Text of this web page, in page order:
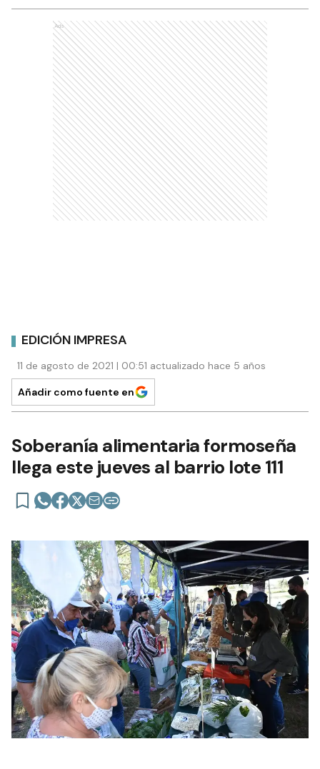
Ads
EDICIÓN IMPRESA
11 de agosto de 2021 | 00:51 actualizado hace 5 años
Añadir como fuente en
Soberanía alimentaria formoseña
llega este jueves al barrio lote 111